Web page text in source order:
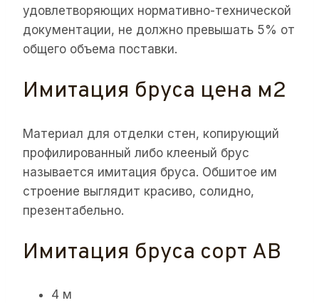
удовлетворяющих нормативно-технической
документации, не должно превышать 5% от
общего объема поставки.
Имитация бруса цена м2
Материал для отделки стен, копирующий
профилированный либо клееный брус
называется имитация бруса. Обшитое им
строение выглядит красиво, солидно,
презентабельно.
Имитация бруса сорт АB
4 м